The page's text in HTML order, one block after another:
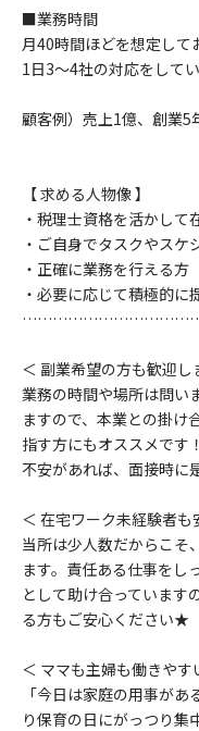
■業務時間
月40時間ほどを想定して
1日3〜4社の対応をしてい
顧客例）売上1億、創業5
【 求める人物像 】
・税理士資格を活かし
・ご自身でタスクやスケ
・正確に業務を行える方
・必要に応じて積極的に
＜ 副業希望の方も歓迎し
業務の時間や場所は問い
ますので、本業との掛け
指す方にもオススメです
不安があれば、面接時に
＜ 在宅ワーク未経験者も
当所は少人数だからこそ
ます。責任ある仕事をし
として助け合っています
る方もご安心ください★
＜ ママも主婦も働きや
「今日は家庭の用事が
り保育の日にがっつり集